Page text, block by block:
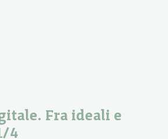
Fra ideali e
4